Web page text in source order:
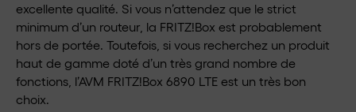
excellente qualité. Si vous n’attendez que le strict
minimum d’un routeur, la FRITZ!Box est probablement
hors de portée. Toutefois, si vous recherchez un produit
haut de gamme doté d’un très grand nombre de
fonctions, l’AVM FRITZ!Box 6890 LTE est un très bon
choix.